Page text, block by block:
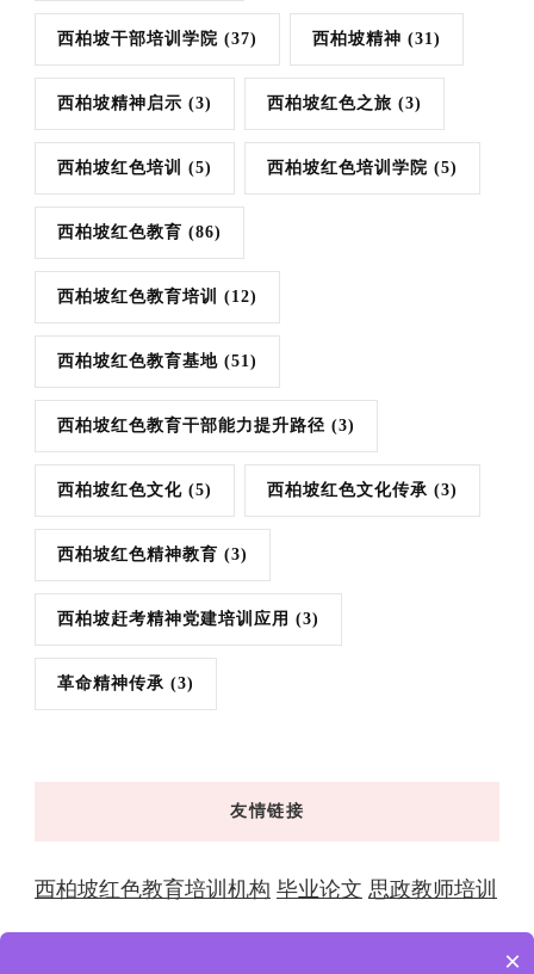
西柏坡干部培训学院 (37) 西柏坡精神 (31)
西柏坡精神启示 (3) 西柏坡红色之旅 (3)
西柏坡红色培训 (5) 西柏坡红色培训学院 (5)
西柏坡红色教育 (86)
西柏坡红色教育培训 (12)
西柏坡红色教育基地 (51)
西柏坡红色教育干部能力提升路径 (3)
西柏坡红色文化 (5) 西柏坡红色文化传承 (3)
西柏坡红色精神教育 (3)
西柏坡赶考精神党建培训应用 (3)
革命精神传承 (3)
友情链接
西柏坡红色教育培训机构 毕业论文 思政教师培训
×